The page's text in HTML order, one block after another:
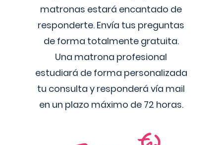
matronas estará encantado de
responderte. Envía tus preguntas
de forma totalmente gratuita.
Una matrona profesional
estudiará de forma personalizada
tu consulta y responderá vía mail
en un plazo máximo de 72 horas.